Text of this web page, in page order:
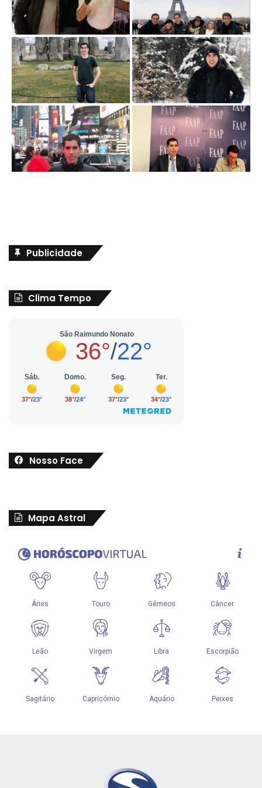
Publicidade
Clima Tempo
Nosso Face
Mapa Astral